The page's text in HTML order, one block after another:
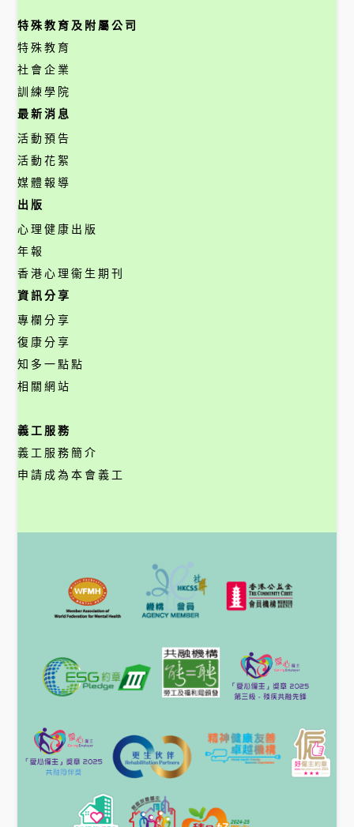
特殊教育及附屬公司
特殊教育
社會企業
訓練學院
最新消息
活動預告
活動花絮
媒體報導
出版
心理健康出版
年報
香港心理衞生期刊
資訊分享
專欄分享
復康分享
知多一點點
相關網站
義工服務
義工服務簡介
申請成為本會義工